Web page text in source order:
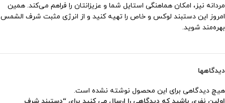
مردانه نیز، امکان هماهنگی استایل شما و عزیزانتان را فراهم می‌کند. همین
امروز این دستبند لوکس و خاص را تهیه کنید و از انرژی مثبت شرف الشمس
بهره‌مند شوید.
دیدگاهها
هیچ دیدگاهی برای این محصول نوشته نشده است.